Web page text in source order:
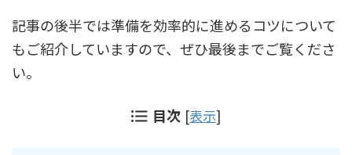
記事の後半では準備を効率的に進めるコツについて
もご紹介していますので、ぜひ最後までご覧くださ
い。
目次 [表示]